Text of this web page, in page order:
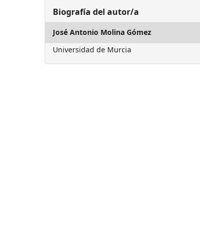
Biografía del autor/a
José Antonio Molina Gómez
Universidad de Murcia